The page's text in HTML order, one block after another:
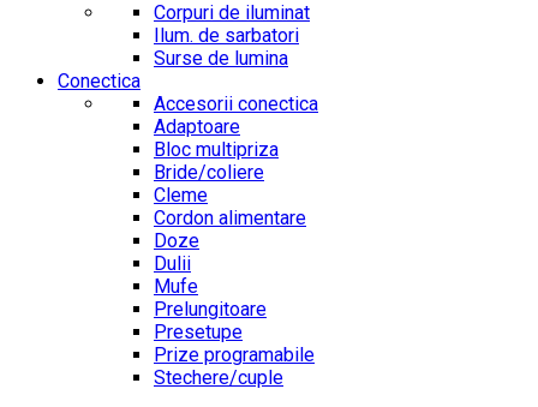
Corpuri de iluminat
Ilum. de sarbatori
Surse de lumina
Conectica
Accesorii conectica
Adaptoare
Bloc multipriza
Bride/coliere
Cleme
Cordon alimentare
Doze
Dulii
Mufe
Prelungitoare
Presetupe
Prize programabile
Stechere/cuple